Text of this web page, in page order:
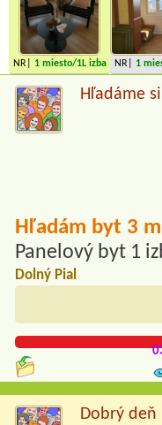
NR| 1 miesto/1L izba NR| 1
Hľadáme
Hľadám byt 3
Panelový byt 1
Dolný Pial
Dobrý